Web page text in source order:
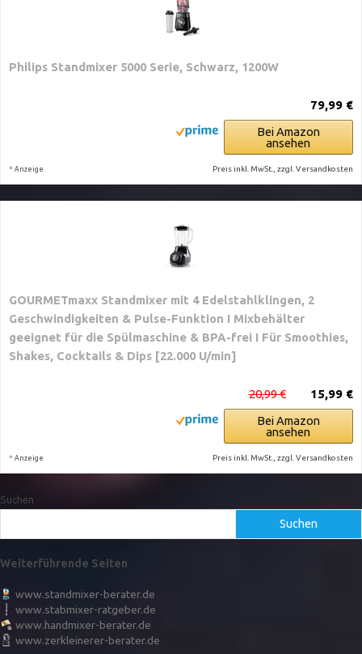
Philips Standmixer 5000 Serie, Schwarz, 1200W
79,99 €
Bei Amazon
ansehen
* Anzeige Preis inkl. MwSt., zzgl. Versandkosten
GOURMETmaxx Standmixer mit 4 Edelstahlklingen, 2
Geschwindigkeiten & Pulse-Funktion I Mixbehälter
geeignet für die Spülmaschine & BPA-frei I Für Smoothies,
Shakes, Cocktails & Dips [22.000 U/min]
15,99 €
20,99 €
Bei Amazon
ansehen
* Anzeige Preis inkl. MwSt., zzgl. Versandkosten
Suchen
Suchen
Weiterführende Seiten
www.standmixer-berater.de
www.stabmixer-ratgeber.de
www.handmixer-berater.de
www.zerkleinerer-berater.de